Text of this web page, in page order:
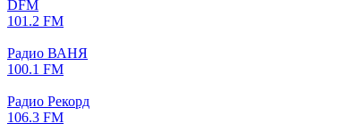
DFM
101.2 FM
Радио ВАНЯ
100.1 FM
Радио Рекорд
106.3 FM